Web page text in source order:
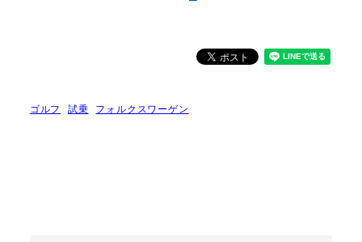
ゴルフ 試乗 フォルクスワーゲン